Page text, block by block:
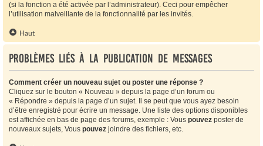
(si la fonction a été activée par l’administrateur). Ceci pour empêcher
l’utilisation malveillante de la fonctionnalité par les invités.
Haut
Problèmes liés à la publication de messages
Comment créer un nouveau sujet ou poster une réponse ?
Cliquez sur le bouton « Nouveau » depuis la page d’un forum ou
« Répondre » depuis la page d’un sujet. Il se peut que vous ayez besoin
d’être enregistré pour écrire un message. Une liste des options disponibles
est affichée en bas de page des forums, exemple : Vous pouvez poster de
nouveaux sujets, Vous pouvez joindre des fichiers, etc.